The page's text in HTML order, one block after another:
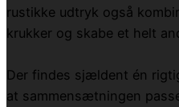
rustikke udtryk også
krukker og skabe et helt
Der findes sjældent én
at sammensætningen